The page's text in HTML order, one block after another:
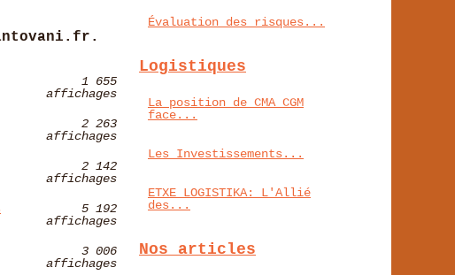
1 655
affichages
2 263
affichages
2 142
affichages
5 192
affichages
3 006
affichages
Évaluation des risques...
Logistiques
La position de CMA CGM
face...
Les Investissements...
ETXE LOGISTIKA: L'Allié
des...
Nos articles